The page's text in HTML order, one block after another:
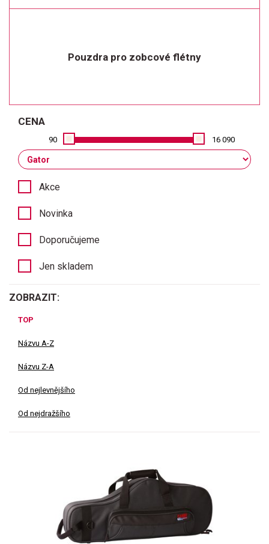
Pouzdra pro zobcové flétny
CENA
90 16 090
Akce
Novinka
Doporučujeme
Jen skladem
ZOBRAZIT:
TOP
Názvu A-Z
Názvu Z-A
Od nejlevnějšího
Od nejdražšího